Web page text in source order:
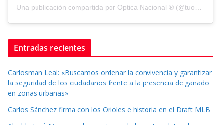
Una publicación compartida por Optica Nacional ® (@tuopticanacional)
Entradas recientes
Carlosman Leal: «Buscamos ordenar la convivencia y garantizar
la seguridad de los ciudadanos frente a la presencia de ganado
en zonas urbanas»
Carlos Sánchez firma con los Orioles e historia en el Draft MLB